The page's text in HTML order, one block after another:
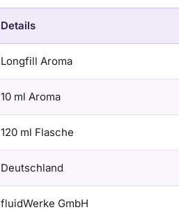
Details
Longfill Aroma
10 ml Aroma
120 ml Flasche
Deutschland
fluidWerke GmbH